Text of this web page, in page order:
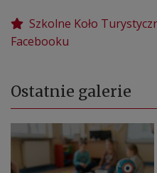
Szkolne Koło
Facebooku
Ostatnie galerie